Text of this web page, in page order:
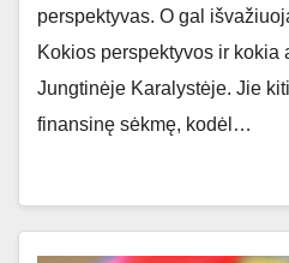
perspektyvas. O gal
Kokios perspektyvos ir kokia
Jungtinėje Karalystėje. Jie
finansinę sėkmę, kodėl…